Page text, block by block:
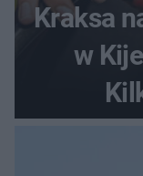
Kraksa
w